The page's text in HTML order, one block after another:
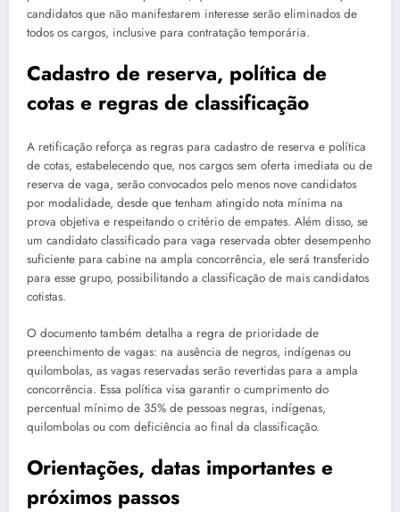
candidatos que não manifestarem interesse serão eliminados de
todos os cargos, inclusive para contratação temporária.
Cadastro de reserva, política de
cotas e regras de classificação
A retificação reforça as regras para cadastro de reserva e política
de cotas, estabelecendo que, nos cargos sem oferta imediata ou de
reserva de vaga, serão convocados pelo menos nove candidatos
por modalidade, desde que tenham atingido nota mínima na
prova objetiva e respeitando o critério de empates. Além disso, se
um candidato classificado para vaga reservada obter desempenho
suficiente para cabine na ampla concorrência, ele será transferido
para esse grupo, possibilitando a classificação de mais candidatos
cotistas.
O documento também detalha a regra de prioridade de
preenchimento de vagas: na ausência de negros, indígenas ou
quilombolas, as vagas reservadas serão revertidas para a ampla
concorrência. Essa política visa garantir o cumprimento do
percentual mínimo de 35% de pessoas negras, indígenas,
quilombolas ou com deficiência ao final da classificação.
Orientações, datas importantes e
próximos passos